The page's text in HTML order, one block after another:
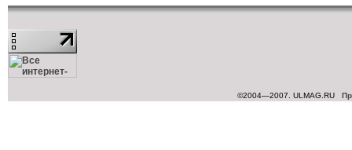
©2004—2007. ULMAG.RU